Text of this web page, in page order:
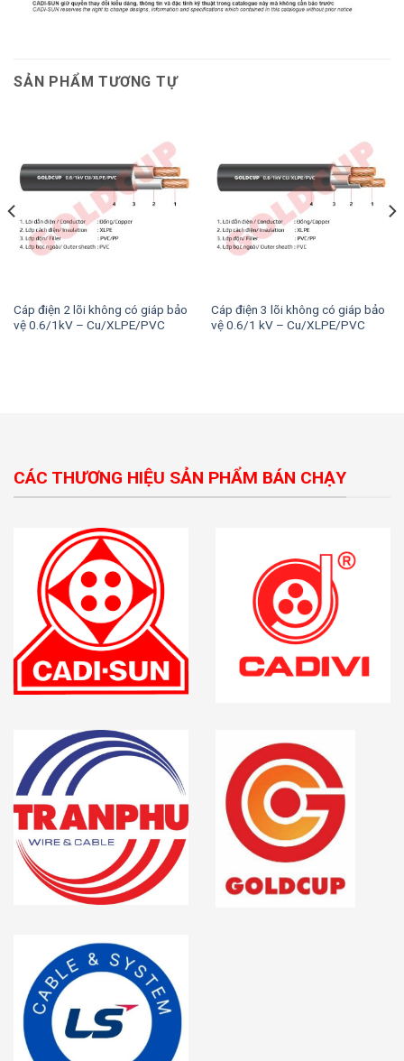
SẢN PHẨM TƯƠNG TỰ
Cáp điện 2 lõi không có giáp bảo
vệ 0.6/1kV – Cu/XLPE/PVC
Cáp điện 3 lõi không có giáp bảo
vệ 0.6/1 kV – Cu/XLPE/PVC
CÁC THƯƠNG HIỆU SẢN PHẨM BÁN CHẠY